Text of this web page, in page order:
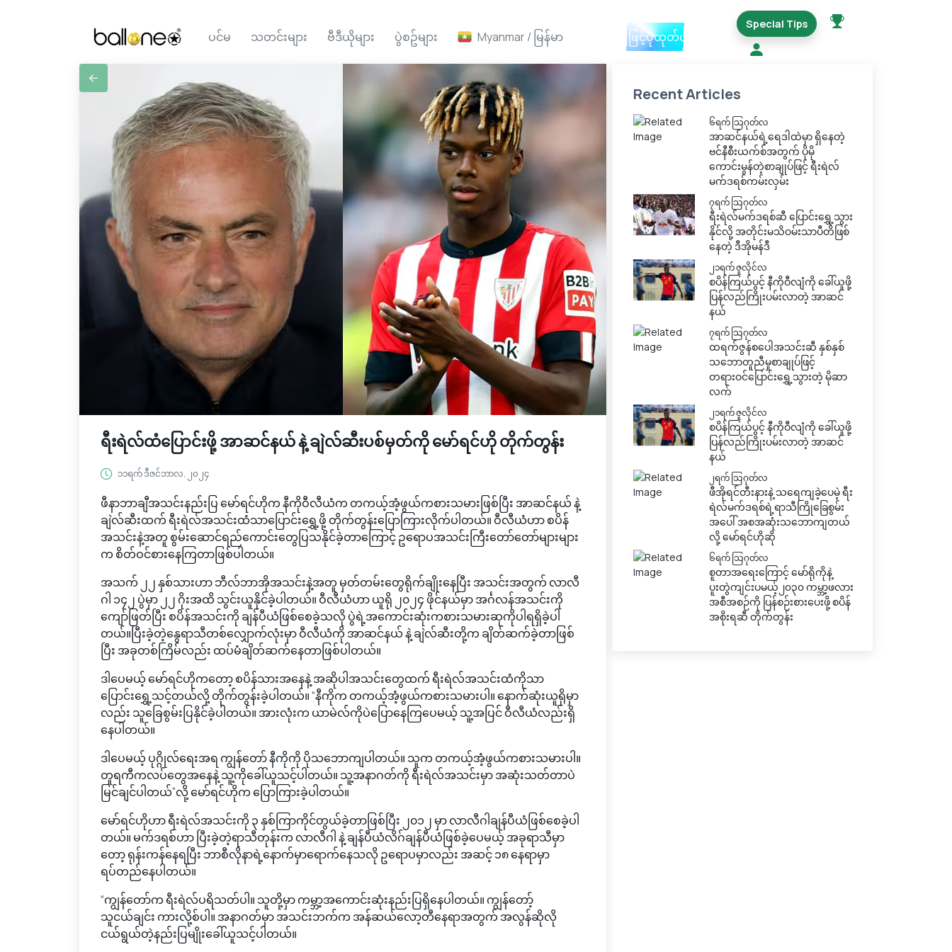
ပင်မ သတင်းများ ဗီဒီယိုများ ပွဲစဥ်များ Myanmar / မြန်မာ Ai ဖြင့်ပုံထုတ်ယူမည်
Special Tips
ရီးရဲလ်ထံပြောင်းဖို့ အာဆင်နယ် နဲ့ ချဲလ်ဆီးပစ်မှတ်ကို မော်ရင်ဟို တိုက်တွန်း
၁၁ရက် ဒီဇင်ဘာလ, ၂၀၂၄
ဖီနာဘာချီအသင်းနည်းပြ မော်ရင်ဟိုက နီကိုဝီလီယံက တကယ့်အံ့ဖွယ်ကစားသမားဖြစ်ပြီး အာဆင်နယ် နဲ့
ချဲလ်ဆီးထက် ရီးရဲလ်အသင်းထံသာပြောင်းရွှေ့ဖို့ တိုက်တွန်းပြောကြားလိုက်ပါတယ်။ ဝီလီယံဟာ စပိန်
အသင်းနဲ့အတူ စွမ်းဆောင်ရည်ကောင်းတွေပြသနိုင်ခဲ့တာကြောင့် ဥရောပအသင်းကြီးတော်တော်များများ
က စိတ်ဝင်စားနေကြတာဖြစ်ပါတယ်။
အသက် ၂၂ နှစ်သားဟာ ဘီလ်ဘာအိုအသင်းနဲ့အတူ မှတ်တမ်းတွေရိုက်ချိုးနေပြီး အသင်းအတွက် လာလီ
ဂါ ၁၄၂ ပွဲမှာ ၂၂ ဂိုးအထိ သွင်းယူနိုင်ခဲ့ပါတယ်။ ဝီလီယံဟာ ယူရို ၂၀၂၄ ဖိုင်နယ်မှာ အင်္ဂလန်အသင်းကို
ကျော်ဖြတ်ပြီး စပိန်အသင်းကို ချန်ပီယံဖြစ်စေခဲ့သလို ပွဲရဲ့အကောင်းဆုံးကစားသမားဆုကိုပါရရှိခဲ့ပါ
တယ်။ပြီးခဲ့တဲ့နွေရာသီတစ်လျှောက်လုံးမှာ ဝီလီယံကို အာဆင်နယ် နဲ့ ချဲလ်ဆီးတို့က ချိတ်ဆက်ခဲ့တာဖြစ်
ပြီး အခုတစ်ကြိမ်လည်း ထပ်မံချိတ်ဆက်နေတာဖြစ်ပါတယ်။
ဒါပေမယ့် မော်ရင်ဟိုကတော့ စပိန်သားအနေနဲ့ အဆိုပါအသင်းတွေထက် ရီးရဲလ်အသင်းထံကိုသာ
ပြောင်းရွှေ့သင့်တယ်လို့ တိုက်တွန်းခဲ့ပါတယ်။ “နီကိုက တကယ့်အံ့ဖွယ်ကစားသမားပါ။ နောက်ဆုံးယူရိုမှာ
လည်း သူခြေစွမ်းပြနိုင်ခဲ့ပါတယ်။ အားလုံးက ယာမဲလ်ကိုပဲပြောနေကြပေမယ့် သူ့အပြင် ဝီလီယံလည်းရှိ
နေပါတယ်။
ဒါပေမယ့် ပုဂ္ဂိုလ်ရေးအရ ကျွန်တော် နီကိုကို ပိုသဘောကျပါတယ်။ သူက တကယ့်အံ့ဖွယ်ကစားသမားပါ။
တူရကီကလပ်တွေအနေနဲ့ သူ့ကိုခေါ်ယူသင့်ပါတယ်။ သူ့အနာဂတ်ကို ရီးရဲလ်အသင်းမှာ အဆုံးသတ်တာပဲ
မြင်ချင်ပါတယ်”လို့ မော်ရင်ဟိုက ပြောကြားခဲ့ပါတယ်။
မော်ရင်ဟိုဟာ ရီးရဲလ်အသင်းကို ၃ နှစ်ကြာကိုင်တွယ်ခဲ့တာဖြစ်ပြီး ၂၀၁၂ မှာ လာလီဂါချန်ပီယံဖြစ်စေခဲ့ပါ
တယ်။ မက်ဒရစ်ဟာ ပြီးခဲ့တဲ့ရာသီတုန်းက လာလီဂါ နဲ့ ချန်ပီယံလိဂ်ချန်ပီယံဖြစ်ခဲ့ပေမယ့် အခုရာသီမှာ
တော့ ရုန်းကန်နေရပြီး ဘာစီလိုနာရဲ့နောက်မှာရောက်နေသလို ဥရောပမှာလည်း အဆင့် ၁၈ နေရာမှာ
ရပ်တည်နေပါတယ်။
“ကျွန်တော်က ရီးရဲလ်ပရိသတ်ပါ။ သူတို့မှာ ကမ္ဘာ့အကောင်းဆုံးနည်းပြရှိနေပါတယ်။ ကျွန်တော့်
သူငယ်ချင်း ကားလို့စ်ပါ။ အနာဂတ်မှာ အသင်းဘက်က အန်ဆယ်လော့တီနေရာအတွက် အလွန်ဆိုလို
ငယ်ရွယ်တဲ့နည်းပြမျိုးခေါ်ယူသင့်ပါတယ်။
Recent Articles
၆ရက် သြဂုတ်လ
အာဆင်နယ်ရဲ့ရေဒါထဲမှာ ရှိနေတဲ့
ဗင်နီစီးယက်စ်အတွက် ပိုမို
ကောင်းမွန်တဲ့စာချုပ်ဖြင့် ရီးရဲလ်
မက်ဒရစ်ကမ်းလှမ်း
၇ရက် သြဂုတ်လ
ရီးရဲလ်မက်ဒရစ်ဆီ ပြောင်းရွှေ့သွား
နိုင်လို့ အတိုင်းမသိဝမ်းသာပီတိဖြစ်
နေတဲ့ ဒီအိုမန်ဒီ
၂၁ရက် ဇူလိုင်လ
စပိန်ကြယ်ပွင့် နီကိုဝီလျံကို ခေါ်ယူဖို့
ပြန်လည်ကြိုးပမ်းလာတဲ့ အာဆင်
နယ်
၇ရက် သြဂုတ်လ
ထရက်ဇွန်စပေါအသင်းဆီ နှစ်နှစ်
သဘောတူညီမှုစာချုပ်ဖြင့်
တရားဝင်ပြောင်းရွှေ့သွားတဲ့ မိုဆာ
လက်
၂၁ရက် ဇူလိုင်လ
စပိန်ကြယ်ပွင့် နီကိုဝီလျံကို ခေါ်ယူဖို့
ပြန်လည်ကြိုးပမ်းလာတဲ့ အာဆင်
နယ်
၂ရက် သြဂုတ်လ
ဖီအိုရင်တီးနားနဲ့ သရေကျခဲ့ပေမဲ့ ရီး
ရဲလ်မက်ဒရစ်ရဲ့ရာသီကြိုခြေစွမ်း
အပေါ် အစအဆုံးသဘောကျတယ်
လို့ မော်ရင်ဟိုဆို
၆ရက် သြဂုတ်လ
စူတာအရေးကြောင့် မော်ရိုကိုနဲ့
ပူးတွဲကျင်းပမယ့်၂၀၃၀ ကမ္ဘာ့ဖလား
အစီအစဉ်ကို ပြန်စဉ်းစားပေးဖို့ စပိန်
အစိုးရဆီ တိုက်တွန်း